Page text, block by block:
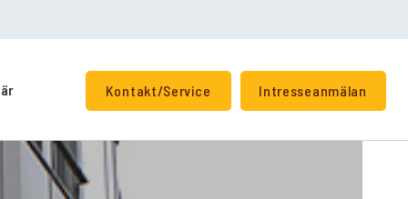
Kontakt/Service Intresseanmälan